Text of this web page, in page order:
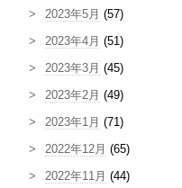
2023年5月 (57)
2023年4月 (51)
2023年3月 (45)
2023年2月 (49)
2023年1月 (71)
2022年12月 (65)
2022年11月 (44)